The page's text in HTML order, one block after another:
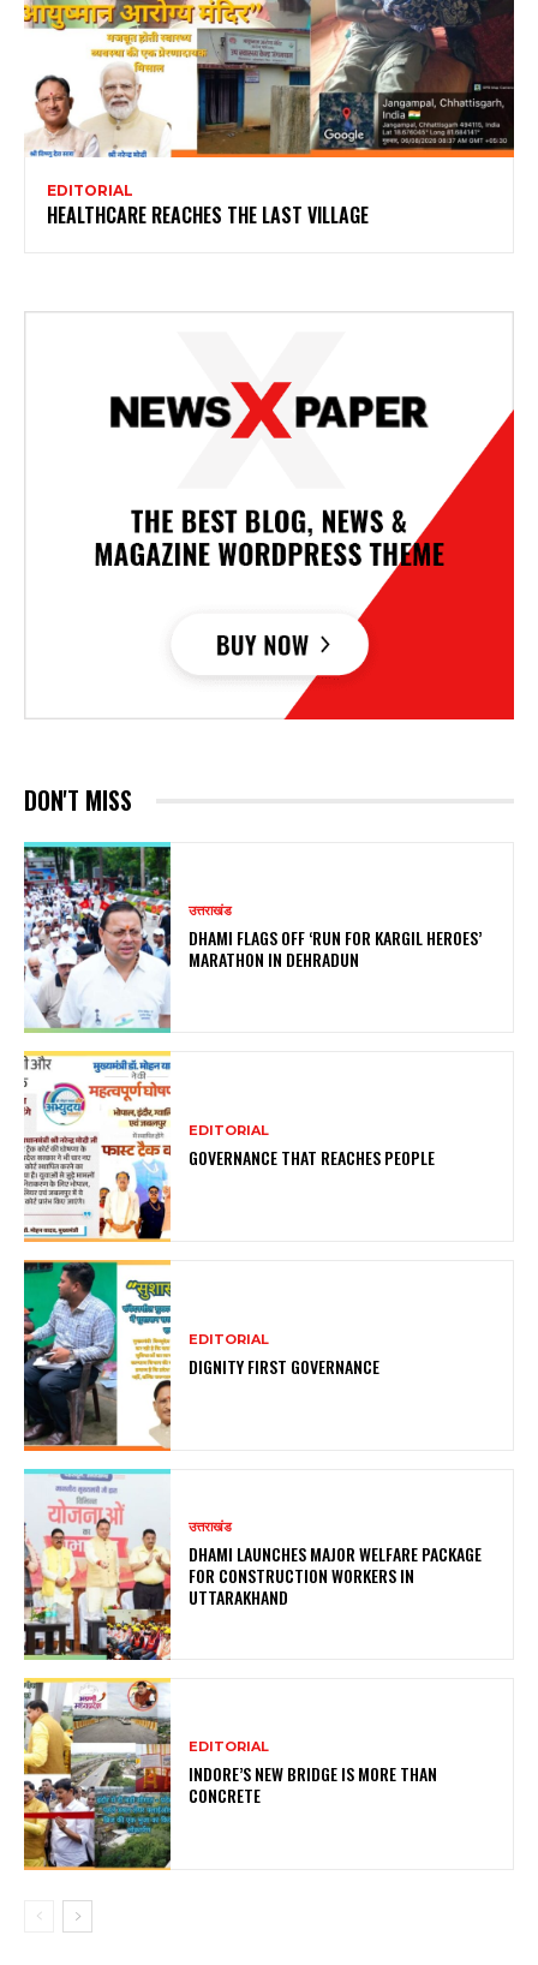
EDITORIAL
HEALTHCARE REACHES THE LAST VILLAGE
DON'T MISS
उत्तराखंड
DHAMI FLAGS OFF ‘RUN FOR KARGIL HEROES’
MARATHON IN DEHRADUN
EDITORIAL
GOVERNANCE THAT REACHES PEOPLE
EDITORIAL
DIGNITY FIRST GOVERNANCE
उत्तराखंड
DHAMI LAUNCHES MAJOR WELFARE PACKAGE
FOR CONSTRUCTION WORKERS IN
UTTARAKHAND
EDITORIAL
INDORE’S NEW BRIDGE IS MORE THAN
CONCRETE